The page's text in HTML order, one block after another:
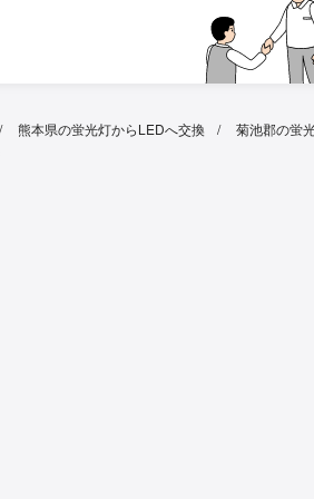
熊本県の蛍光灯からLEDへ交換
菊池郡の蛍